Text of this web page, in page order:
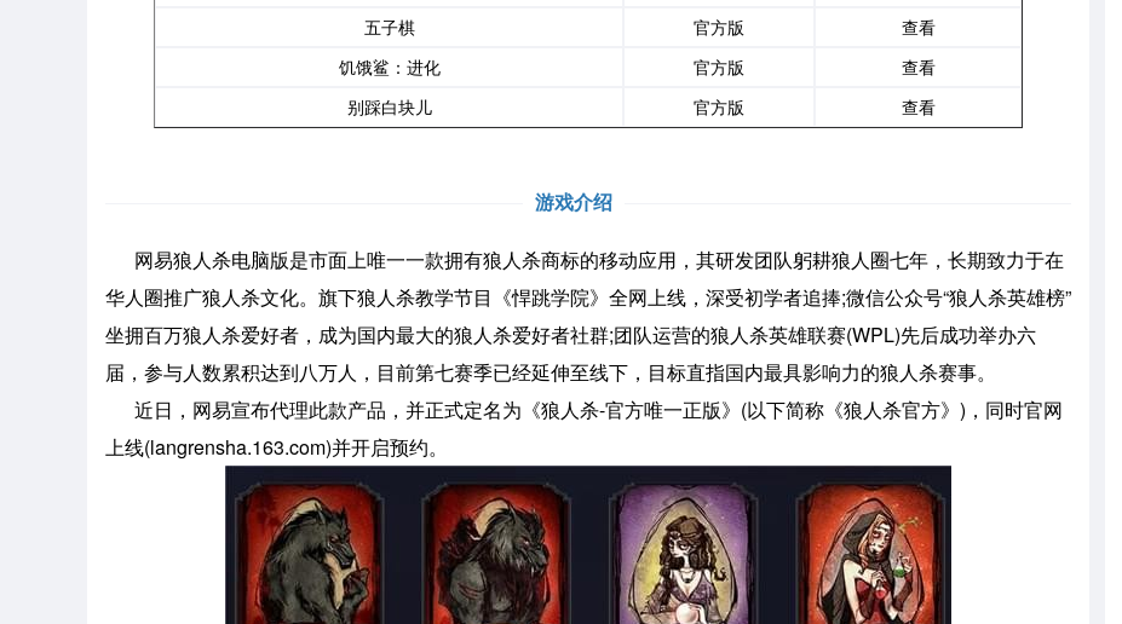
五子棋
官方版
查看
饥饿鲨：进化
官方版
查看
别踩白块儿
官方版 查看
游戏介绍
网易狼人杀电脑版是市面上唯一一款拥有狼人杀商标的移动应用，其研发团队躬耕狼人圈七年，长期致力于在
华人圈推广狼人杀文化。旗下狼人杀教学节目《悍跳学院》全网上线，深受初学者追捧;微信公众号“狼人杀英雄榜”
坐拥百万狼人杀爱好者，成为国内最大的狼人杀爱好者社群;团队运营的狼人杀英雄联赛(WPL)先后成功举办六
届，参与人数累积达到八万人，目前第七赛季已经延伸至线下，目标直指国内最具影响力的狼人杀赛事。
近日，网易宣布代理此款产品，并正式定名为《狼人杀-官方唯一正版》(以下简称《狼人杀官方》)，同时官网
上线(langrensha.163.com)并开启预约。